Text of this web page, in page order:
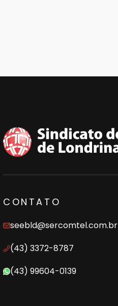
CONTATO
seebld@sercomtel.com.br
(43) 3372-8787
(43) 99604-0139